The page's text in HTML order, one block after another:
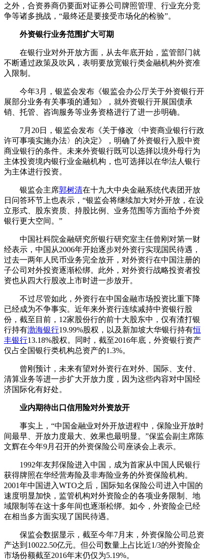
之外，合资券商仍要面对证券公司牌照管理、行业充分竞
争等诸多挑战，“最终还是要接受市场化的检验”。
外资银行业务范围扩大可期
在银行业对外开放方面，从去年底开始，监管部门就
不断通过政策及吹风，表明要放宽银行类金融机构外资准
入限制。
今年3月，银监会发布《银监会办公厅关于外资银行开
展部分业务有关事项的通知》，就外资银行开展国债承
销、托管、咨询服务等业务资格进行了进一步明确。
7月20日，银监会发布《关于修改〈中资商业银行行政
许可事项实施办法〉的决定》，明确了外资银行入股中资
商业银行的条件。未来外资银行既可以选择以境外母行为
主体投资境内银行业金融机构，也可选择以在华法人银行
为主体进行投资。
银监会主席郭树清在十九大中央金融系统代表团开放
日问答环节上也表示，“银监会将继续加大对外开放，在设
立形式、股东资质、持股比例、业务范围等方面给予外资
银行更大空间。”
中国社科院金融研究所银行研究室主任曾刚对第一财
经表示，中国从2006年开始逐步对外资行实现国民待遇，
过去一两年人民币业务完全放开，对外资行在中国注册的
子公司对外投资逐渐松绑。此外，对外资行战略投资者投
资也从四大行股改上市时进一步放开。
不过尽管如此，外资行在中国金融市场投资比重下降
已经成为不争事实。近年来外资行连续减持中资银行股
份，截至目前，12家股份行的前十大股东中，仅有渣打银
行持有渤海银行19.99%股权，以及新加坡大华银行持有恒
丰银行13.18%股权。同时，截至2016年底，外资银行资产
仅占全国银行类机构总资产的1.3%。
曾刚预计，未来有望对外资行在对外、国际、支付、
清算业务等进一步扩大开放力度，因为这些内容对中国经
济国际化有好处。
业内期待出口信用险对外资放开
事实上，“中国金融业对外开放进程中，保险业开放时
间最早、开放力度最大、效果也最明显。”保监会副主席陈
文辉在今年9月召开的外资保险公司座谈会上表示。
1992年友邦保险进入中国，成为首家从中国人民银行
获得牌照在华经营寿险及非寿险业务的外资保险机构。
2001年中国进入WTO之后，国际知名保险公司进入中国的
速度明显加快，监管机构对外资险企的各项业务限制、地
域限制等在这十多年间也逐渐松绑。如今，外资险企已经
在相当多方面实现了国民待遇。
保监会数据显示，截至今年7月末，外资保险公司总资
产达到10022.50亿元。但公司数量上占比近1/3的外资险企
市场份额截至2016年末仍仅为5.19%。